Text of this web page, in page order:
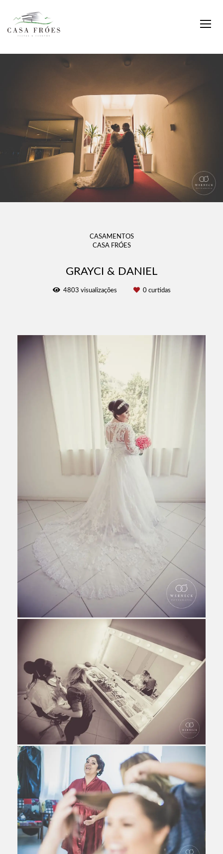
CASAMENTOS
CASA FRÓES
GRAYCI & DANIEL
4803 visualizações 0curtidas